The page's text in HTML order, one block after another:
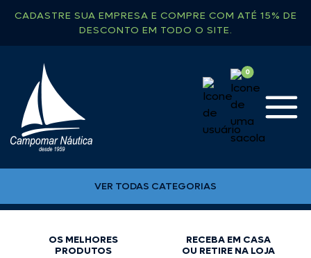
CADASTRE SUA EMPRESA E COMPRE COM ATÉ 15% DE
DESCONTO EM TODO O SITE.
VER TODAS CATEGORIAS
OS MELHORES
PRODUTOS
RECEBA EM CASA
OU RETIRE NA LOJA